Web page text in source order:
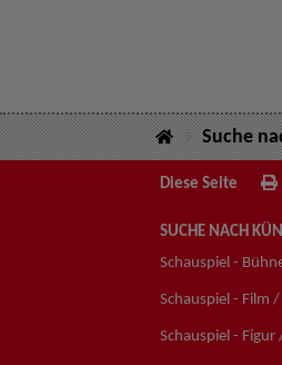
Suche
Diese Seite
SUCHE NACH
Schauspiel -
Schauspiel - Film /
Schauspiel -